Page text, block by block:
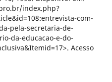
index.php?
com-
pela-secretaria-de-
da-educacao-e-do-
Acesso